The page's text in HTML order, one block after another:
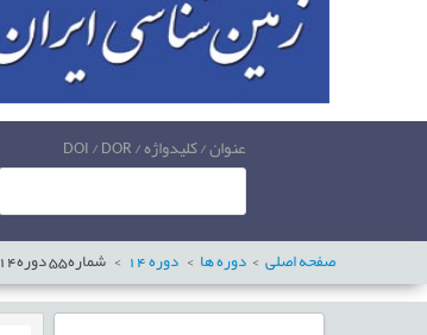
عنوان / کلیدواژه / DOI / DOR
صفحه اصلی دوره ها دوره شماره55دوره14